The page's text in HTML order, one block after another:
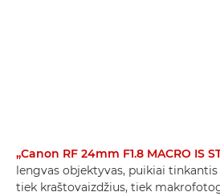
„Canon RF 24mm F1.8 MACRO IS
lengvas objektyvas, puikiai
tiek kraštovaizdžius, tiek